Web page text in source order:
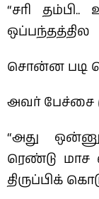
“சரி
ஒப்பந்தத்தில
சொன்ன படி
அவர் பேச்சை
“அது
ரெண்டு மாச
திருப்பிக்